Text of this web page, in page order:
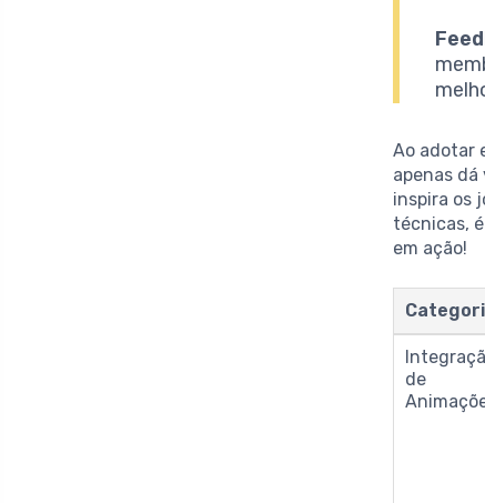
Ao adotar
apenas
inspira os
técnicas,
em ação!
de